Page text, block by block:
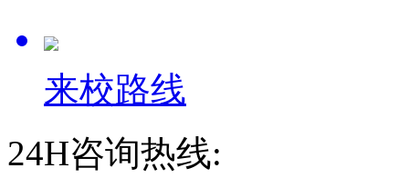
来校路线
24H咨询热线: